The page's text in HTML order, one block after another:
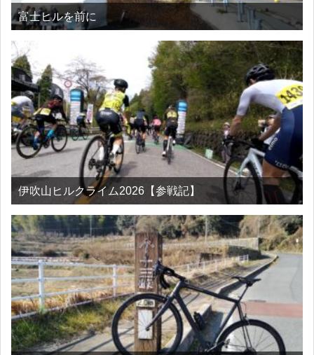
富士ヒルを前に
伊吹山ヒルクライム2026【参戦記】